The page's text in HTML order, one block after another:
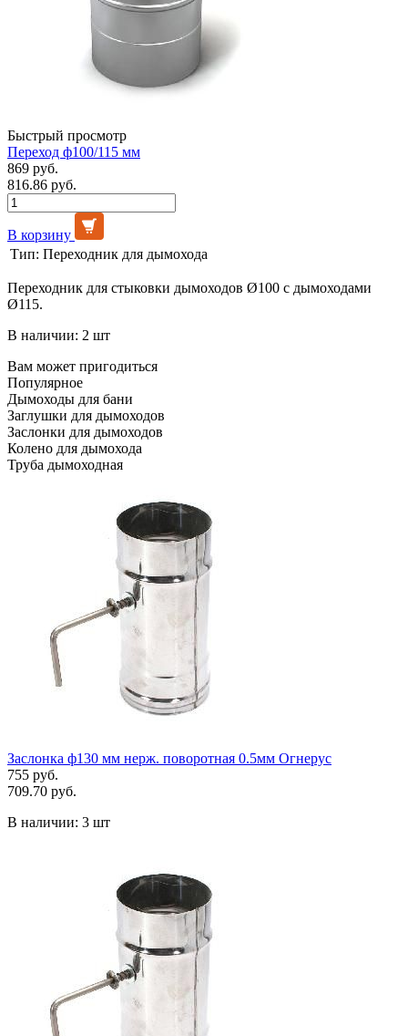
Быстрый просмотр
Переход ф100/115 мм
869 руб.
816.86 руб.
В корзину
Тип: Переходник для дымохода
Переходник для стыковки дымоходов Ø100 с дымоходами
Ø115.
В наличии: 2 шт
Вам может пригодиться
Популярное
Дымоходы для бани
Заглушки для дымоходов
Заслонки для дымоходов
Колено для дымохода
Труба дымоходная
Заслонка ф130 мм нерж. поворотная 0.5мм Огнерус
755 руб.
709.70 руб.
В наличии: 3 шт